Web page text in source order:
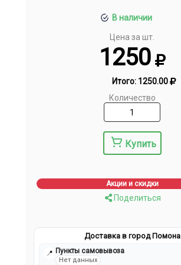
В наличии
Цена за шт.
1250
Итого: 1250.00
Количество
Купить
Акции и скидки
Поделиться
Доставка в город Помона
📍 Пункты самовывоза
Нет данных